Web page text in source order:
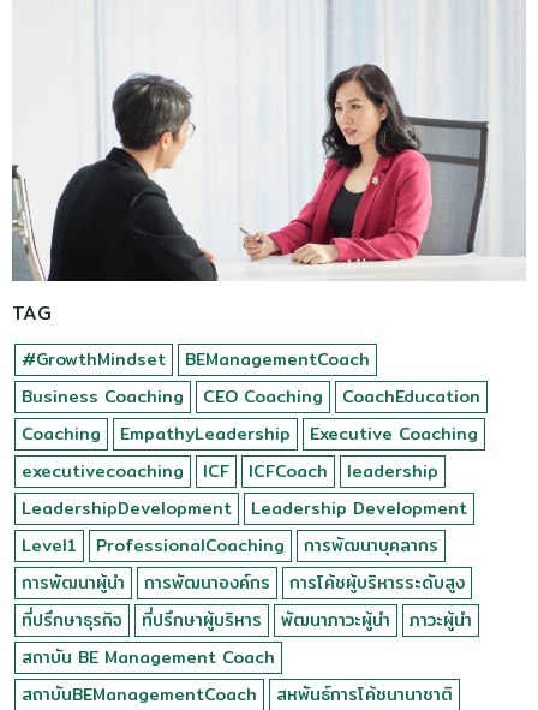
TAG
#GrowthMindset
BEManagementCoach
Business Coaching
CEO Coaching
CoachEducation
Coaching
EmpathyLeadership
Executive Coaching
executivecoaching
ICF ICFCoach
leadership
LeadershipDevelopment
Leadership Development
Level1
ProfessionalCoaching
การพัฒนาบุคลากร
การพัฒนาผู้นำ
การพัฒนาองค์กร
การโค้ชผู้บริหารระดับสูง
ที่ปรึกษาธุรกิจ
ที่ปรึกษาผู้บริหาร พัฒนาภาวะผู้นำ
ภาวะผู้นำ
สถาบัน BE Management Coach
สถาบันBEManagementCoach
สหพันธ์การโค้ชนานาชาติ